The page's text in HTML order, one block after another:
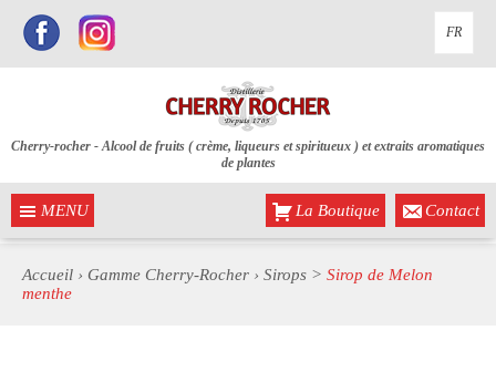
FR
MENU
Cherry-rocher - Alcool de fruits ( crème, liqueurs et spiritueux ) et extraits aromatiques
de plantes
La Boutique Contact
Accueil › Gamme Cherry-Rocher › Sirops > Sirop de Melon
menthe